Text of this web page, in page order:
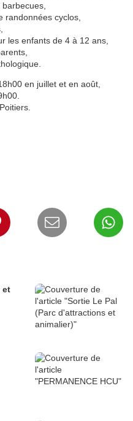
randonnées cyclos,
les enfants de 4 à 12 ans,
en juillet et en août,
et